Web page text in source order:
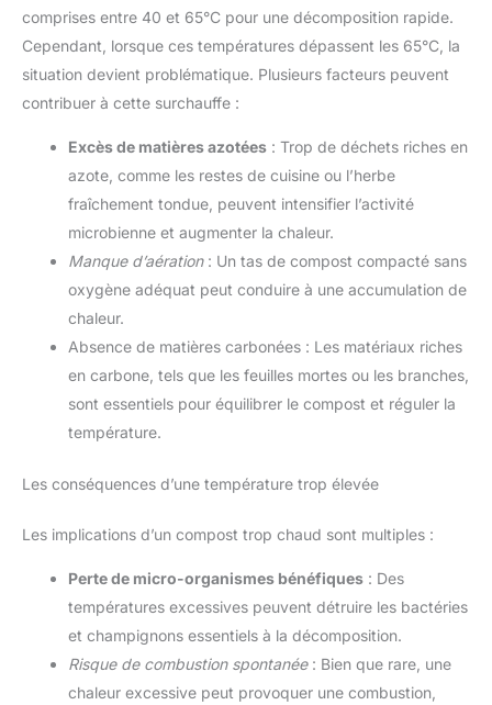
comprises entre 40 et 65°C pour une décomposition rapide.
Cependant, lorsque ces températures dépassent les 65°C, la
situation devient problématique. Plusieurs facteurs peuvent
contribuer à cette surchauffe :
Excès de matières azotées : Trop de déchets riches en
azote, comme les restes de cuisine ou l’herbe
fraîchement tondue, peuvent intensifier l’activité
microbienne et augmenter la chaleur.
Manque d’aération: Un tas de compost compacté sans
oxygène adéquat peut conduire à une accumulation de
chaleur.
Absence de matières carbonées : Les matériaux riches
en carbone, tels que les feuilles mortes ou les branches,
sont essentiels pour équilibrer le compost et réguler la
température.
Les conséquences d’une température trop élevée
Les implications d’un compost trop chaud sont multiples :
Perte de micro-organismes bénéfiques : Des
températures excessives peuvent détruire les bactéries
et champignons essentiels à la décomposition.
Risque de combustion spontanée: Bien que rare, une
chaleur excessive peut provoquer une combustion,